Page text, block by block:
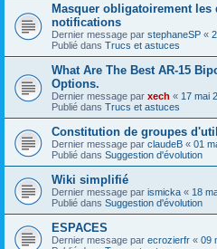
Masquer obligatoirement les
notifications
Dernier message par stephaneSP «
Publié dans Trucs et astuces
What Are The Best AR-15
Options.
Dernier message par xech « 17 mai
Publié dans Trucs et astuces
Constitution de groupes
Dernier message par claudeB « 01
Publié dans Suggestion d'évolution
Wiki simplifié
Dernier message par ismicka « 18
Publié dans Suggestion d'évolution
ESPACES
Dernier message par ecrozierfr « 09